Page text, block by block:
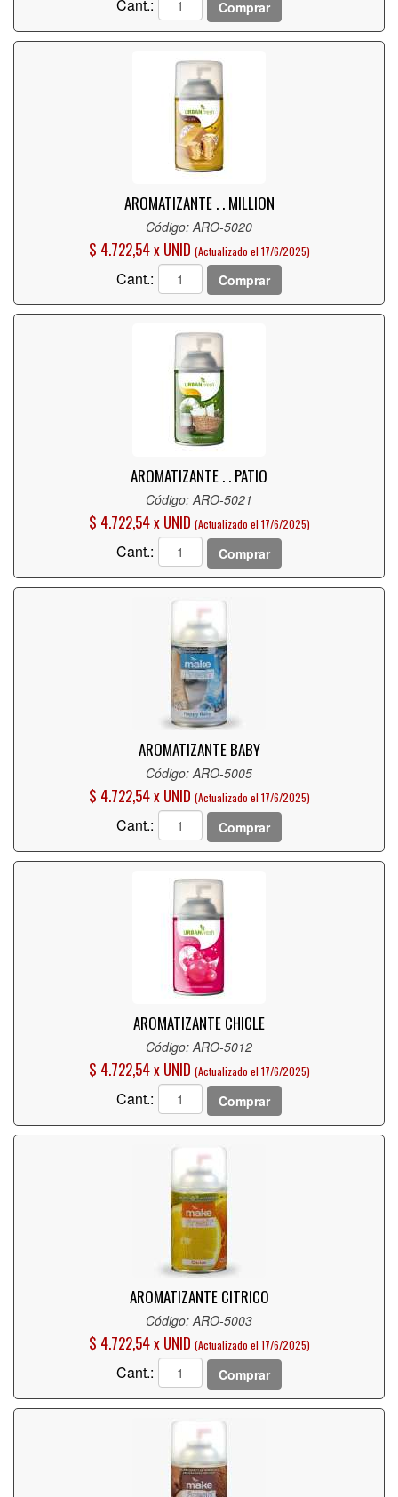
Cant.: Comprar
AROMATIZANTE . . MILLION
Código: ARO-5020
$ 4.722,54 x UNID (Actualizado el 17/6/2025)
Cant.: Comprar
AROMATIZANTE . . PATIO
Código: ARO-5021
$ 4.722,54 x UNID (Actualizado el 17/6/2025)
Cant.: Comprar
AROMATIZANTE BABY
Código: ARO-5005
$ 4.722,54 x UNID (Actualizado el 17/6/2025)
Cant.: Comprar
AROMATIZANTE CHICLE
Código: ARO-5012
$ 4.722,54 x UNID (Actualizado el 17/6/2025)
Cant.: Comprar
AROMATIZANTE CITRICO
Código: ARO-5003
$ 4.722,54 x UNID (Actualizado el 17/6/2025)
Cant.: Comprar